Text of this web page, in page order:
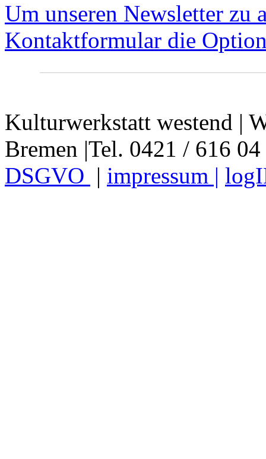
Um unseren Newsletter zu
Kontaktformular die
Kulturwerkstatt westend |
Bremen |Tel. 0421 / 616
DSGVO | impressum |